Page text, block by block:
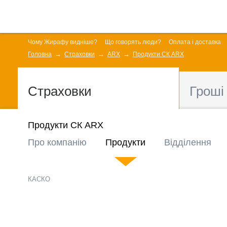
Чому Жирафу видніше? Що говорять люди?
Оплата і доставка
Головна
Страховки ARX Продукти СК ARX
Страховки Гроші
Продукти СК ARX
Про компанію
Продукти Відділення
КАСКО